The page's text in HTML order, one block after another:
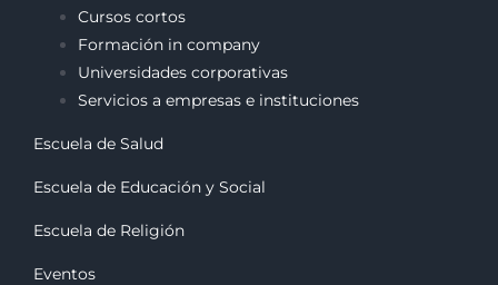
Cursos cortos
Formación in company
Universidades corporativas
Servicios a empresas e instituciones
Escuela de Salud
Escuela de Educación y Social
Escuela de Religión
Eventos